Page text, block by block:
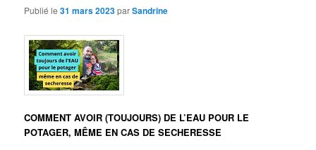
Publié le31 mars 2023parSandrine
COMMENT AVOIR (TOUJOURS) DE L’EAU POUR LE
POTAGER, MÊME EN CAS DE SECHERESSE